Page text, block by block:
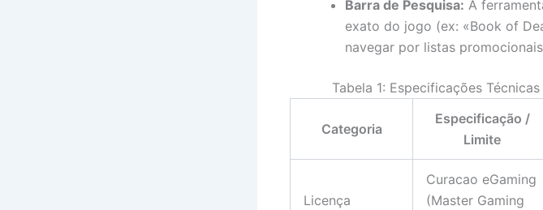
Barra de Pesquisa: A
exato do jogo (ex: «Book of
navegar por listas
Tabela 1: Especificações
Categoria
Especificação /
Limite
Licença
Curacao eGaming
(Master Gaming